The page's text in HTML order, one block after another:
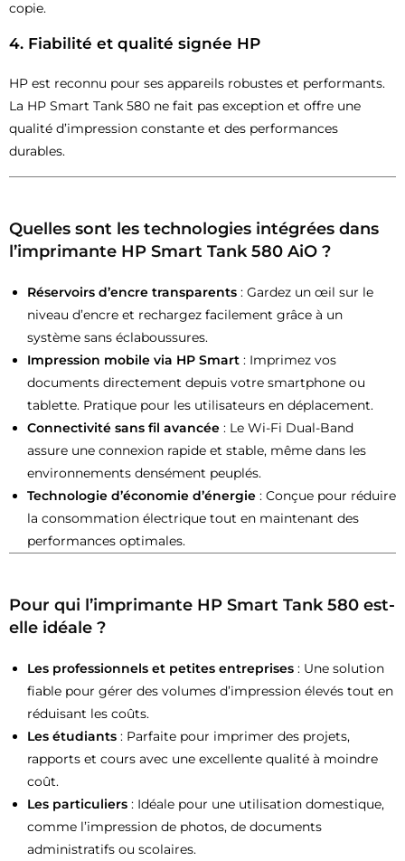
copie.
4. Fiabilité et qualité signée HP
HP est reconnu pour ses appareils robustes et performants.
La HP Smart Tank 580 ne fait pas exception et offre une
qualité d’impression constante et des performances
durables.
Quelles sont les technologies intégrées dans
l’imprimante HP Smart Tank 580 AiO ?
Réservoirs d’encre transparents : Gardez un œil sur le
niveau d’encre et rechargez facilement grâce à un
système sans éclaboussures.
Impression mobile via HP Smart : Imprimez vos
documents directement depuis votre smartphone ou
tablette. Pratique pour les utilisateurs en déplacement.
Connectivité sans fil avancée : Le Wi-Fi Dual-Band
assure une connexion rapide et stable, même dans les
environnements densément peuplés.
Technologie d’économie d’énergie : Conçue pour réduire
la consommation électrique tout en maintenant des
performances optimales.
Pour qui l’imprimante HP Smart Tank 580 est-
elle idéale ?
Les professionnels et petites entreprises : Une solution
fiable pour gérer des volumes d’impression élevés tout en
réduisant les coûts.
Les étudiants : Parfaite pour imprimer des projets,
rapports et cours avec une excellente qualité à moindre
coût.
Les particuliers : Idéale pour une utilisation domestique,
comme l’impression de photos, de documents
administratifs ou scolaires.